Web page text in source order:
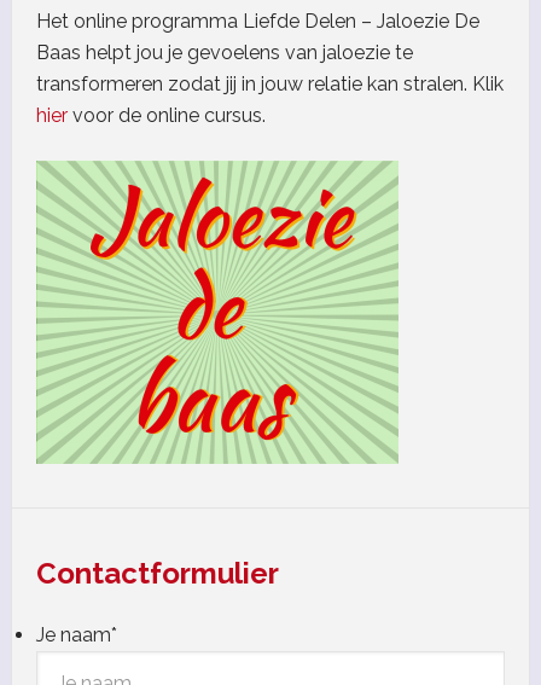
Het online programma Liefde Delen – Jaloezie De
Baas helpt jou je gevoelens van jaloezie te
transformeren zodat jij in jouw relatie kan stralen. Klik
hiervoor de online cursus.
Contactformulier
Je naam*